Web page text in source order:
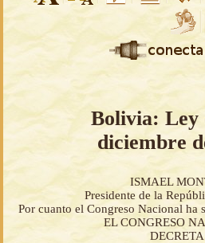
Bolivia: Ley
diciembre
ISMAEL
Presidente de la
Por cuanto el Congreso Nacional ha
EL CONGRESO